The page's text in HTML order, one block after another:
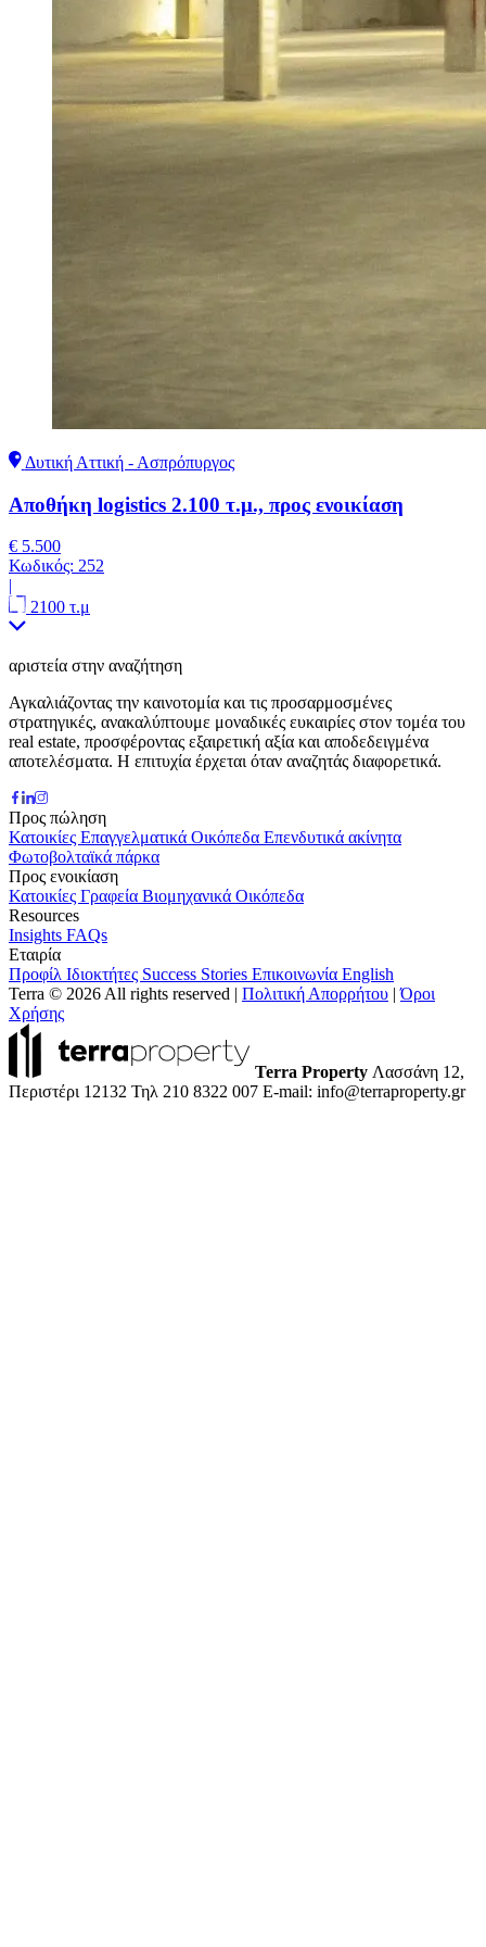
Δυτική Αττική - Ασπρόπυργος
Αποθήκη logistics 2.100 τ.μ., προς ενοικίαση
€ 5.500
Κωδικός: 252
|
2100 τ.μ
αριστεία στην αναζήτηση
Αγκαλιάζοντας την καινοτομία και τις προσαρμοσμένες
στρατηγικές, ανακαλύπτουμε μοναδικές ευκαιρίες στον τομέα του
real estate, προσφέροντας εξαιρετική αξία και αποδεδειγμένα
αποτελέσματα. Η επιτυχία έρχεται όταν αναζητάς διαφορετικά.
Προς πώληση
Κατοικίες Επαγγελματικά Οικόπεδα Επενδυτικά ακίνητα
Φωτοβολταϊκά πάρκα
Προς ενοικίαση
Κατοικίες Γραφεία Βιομηχανικά Οικόπεδα
Resources
Insights FAQs
Εταιρία
Προφίλ Ιδιοκτήτες Success Stories Επικοινωνία English
Terra © 2026 All rights reserved | Πολιτική Απορρήτου |Όροι
Χρήσης
Terra Property Λασσάνη 12,
Περιστέρι 12132 Τηλ 210 8322 007 E-mail: info@terraproperty.gr